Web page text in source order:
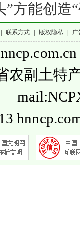
方能创造
联系方式 版权隐私 广
农副土特